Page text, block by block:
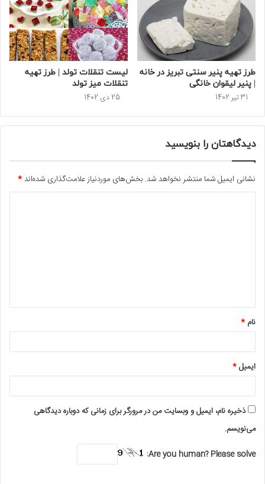
طرز تهیه پنیر سنتی تبریز در خانه
| پنیر لیقوان خانگی
31 تیر 1402
لیست تنقلات تولد | طرز تهیه
تنقلات میز تولد
25 دی 1402
دیدگاهتان را بنویسید
نشانی ایمیل شما منتشر نخواهد شد. بخش‌های موردنیاز علامت‌گذاری شده‌اند*
*
نام *
ایمیل*
ذخیره نام، ایمیل و وبسایت من در مرورگر برای زمانی که دوباره دیدگاهی
می‌نویسم.
Are you human? Please solve: